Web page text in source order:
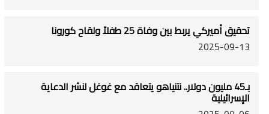
تحقيق أميركي يربط بين وفاة 25 طفلاً ولقاح كورونا
2025-09-13
بـ45 مليون دولار.. نتنياهو يتعاقد مع غوغل لنشر الدعاية
الإسرائيلية